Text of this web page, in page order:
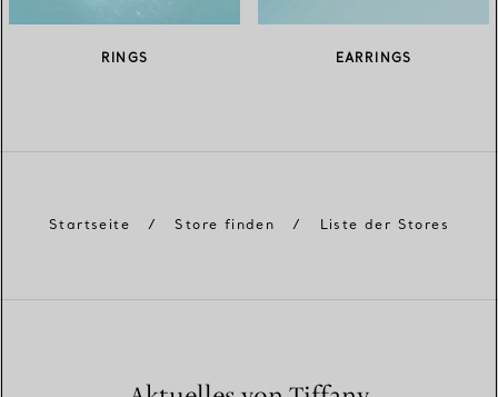
RINGS EARRINGS
Startseite / Store finden / Liste der Stores